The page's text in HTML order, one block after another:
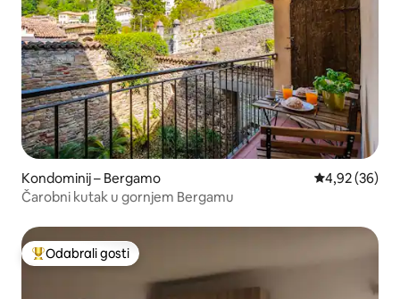
Kondominij – Bergamo Prosječna
4,92 (36)
Čarobni kutak u gornjem Bergamu
Među najviše rangiranima s oznakom „Odabrali gosti”
Odabrali gosti